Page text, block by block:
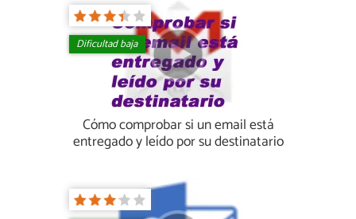
Dificultad baja
Cómo comprobar si un email está
entregado y leído por su destinatario